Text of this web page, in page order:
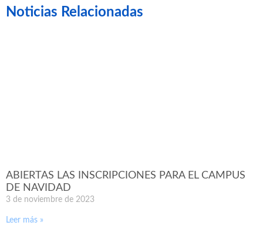
Noticias Relacionadas
ABIERTAS LAS INSCRIPCIONES PARA EL CAMPUS
DE NAVIDAD
3 de noviembre de 2023
Leer más »